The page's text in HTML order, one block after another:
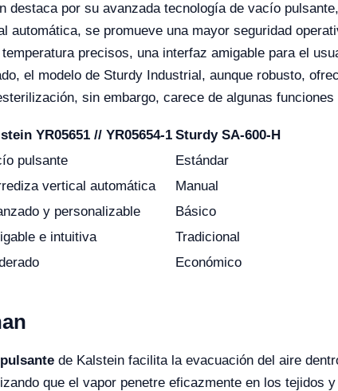
destaca por su avanzada tecnología de vacío
automática, se promueve una mayor seguridad
precisos, una interfaz amigable para el
el modelo de Sturdy Industrial, aunque robusto,
sin embargo, carece de algunas
YR05651 // YR05654-1 Sturdy SA-600-H
pulsante
Estándar
vertical automática
Manual
y personalizable
Básico
e intuitiva
Tradicional
Económico
de Kalstein facilita la evacuación del aire
que el vapor penetre eficazmente en los tejidos